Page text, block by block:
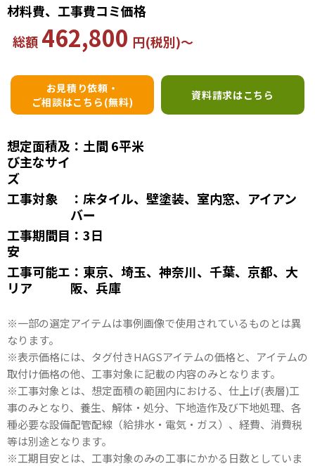
材料費、工事費コミ価格
総額 462,800 円(税別)～
お見積り依頼・
ご相談はこちら(無料)
資料請求はこちら
想定面積及
び主なサイ
ズ
：土間 6平米
工事対象
：床タイル、壁塗装、室内窓、アイアン
バー
工事期間目
安
：3日
工事可能エ
リア
：東京、埼玉、神奈川、千葉、京都、大
阪、兵庫
※一部の選定アイテムは事例画像で使用されているものとは異
なります。
※表示価格には、タグ付きHAGSアイテムの価格と、アイテムの
取付け価格の他、工事対象に記載の内容のみとなります。
※工事対象とは、想定面積の範囲内における、仕上げ(表層)工
事のみとなり、養生、解体・処分、下地造作及び下地処理、各
種必要な設備配管配線（給排水・電気・ガス）、経費、消費税
等は別途となります。
※工期目安とは、工事対象のみの工事にかかる日数としていま